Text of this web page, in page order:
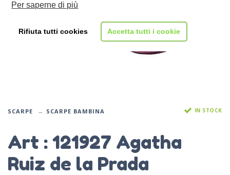
Per saperne di più
Rifiuta tutti cookies Accetta tutti i cookie
SCARPE SCARPE BAMBINA IN STOCK
Art : 121927 Agatha
Ruiz de la Prada